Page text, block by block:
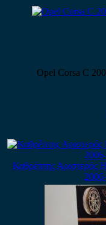
Opel Corsa C
Καθρέπτης Αριστερός